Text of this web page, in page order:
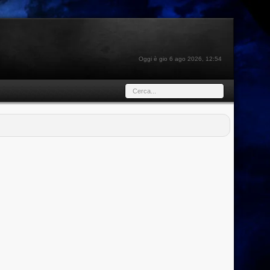
Oggi è gio 6 ago 2026, 12:54